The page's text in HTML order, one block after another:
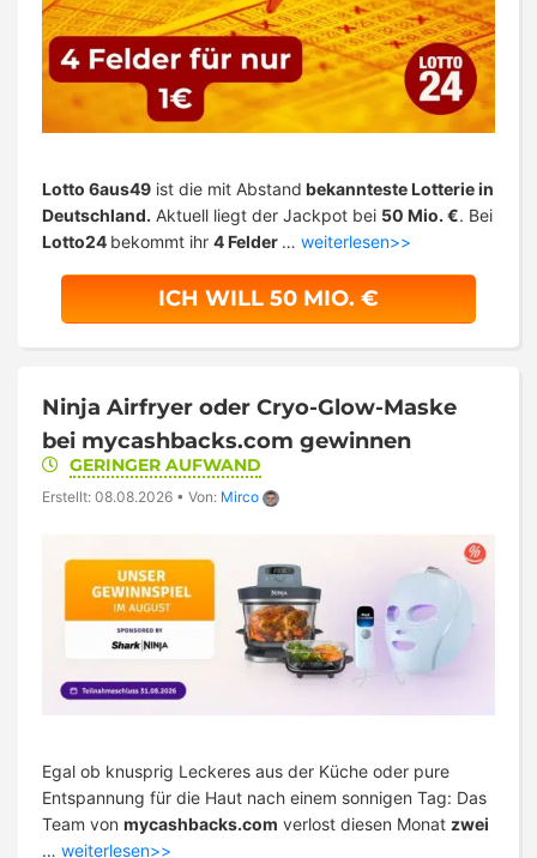
Lotto 6aus49 ist die mit Abstand bekannteste Lotterie in
Deutschland. Aktuell liegt der Jackpot bei 50 Mio. €. Bei
Lotto24 bekommt ihr 4 Felder … weiterlesen>>
ICH WILL 50 MIO. €
Ninja Airfryer oder Cryo-Glow-Maske
bei mycashbacks.com gewinnen
GERINGER AUFWAND
Erstellt: 08.08.2026 • Von: Mirco
Egal ob knusprig Leckeres aus der Küche oder pure
Entspannung für die Haut nach einem sonnigen Tag: Das
Team von mycashbacks.com verlost diesen Monat zwei
… weiterlesen>>